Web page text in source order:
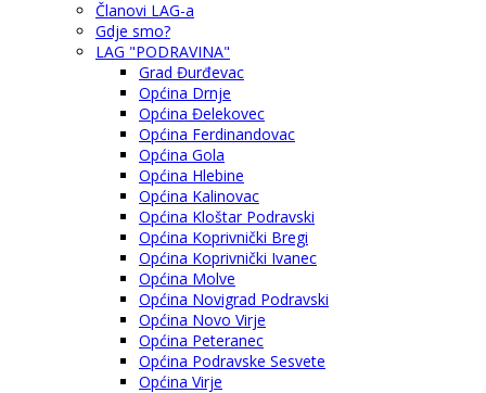
Članovi LAG-a
Gdje smo?
LAG "PODRAVINA"
Grad Đurđevac
Općina Drnje
Općina Đelekovec
Općina Ferdinandovac
Općina Gola
Općina Hlebine
Općina Kalinovac
Općina Kloštar Podravski
Općina Koprivnički Bregi
Općina Koprivnički Ivanec
Općina Molve
Općina Novigrad Podravski
Općina Novo Virje
Općina Peteranec
Općina Podravske Sesvete
Općina Virje